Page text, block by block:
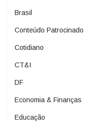
Brasil
Conteúdo Patrocinado
Cotidiano
CT&I
DF
Economia & Finanças
Educação